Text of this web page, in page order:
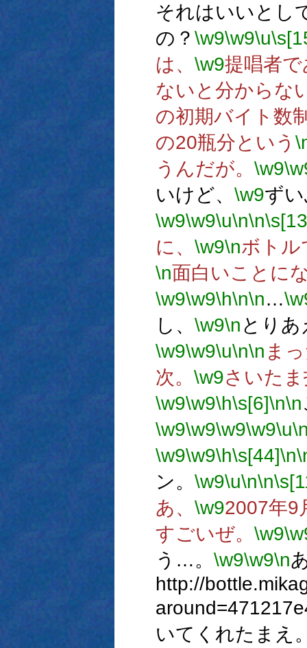
それはいいとし
の？ \w9\w9\u
は、 \w9提唱者
ないと分からな
の初期バイト数
の20瓶分という
うんだが。 \w9
いけど、 \w9ず
\w9\w9\u\n\n
に、 \w9\nボトル
\n面白いことに
\w9\w9\h\n\n…
し、 \w9\n とり
\w9\w9\u\n\n ま
次。 \w9さいた
\w9\w9\h\s[6]\n\n
\w9\w9\w9\w9\u
\w9\w9\h\s[44]\n
ン。 \w9\u\n\n
あ、 \w92007年9
すごいぜ。 \w9
う…。 \w9\w9\n
http://
いてくれたまえ